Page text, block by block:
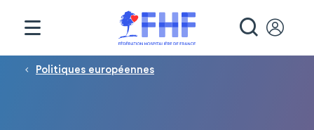
Fil d'Ariane
Politiques européennes
Panneau de gestion des cookies